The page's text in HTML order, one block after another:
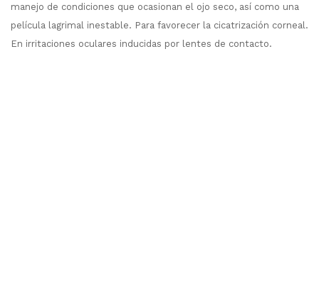
manejo de condiciones que ocasionan el ojo seco, así como una
película lagrimal inestable. Para favorecer la cicatrización corneal.
En irritaciones oculares inducidas por lentes de contacto.